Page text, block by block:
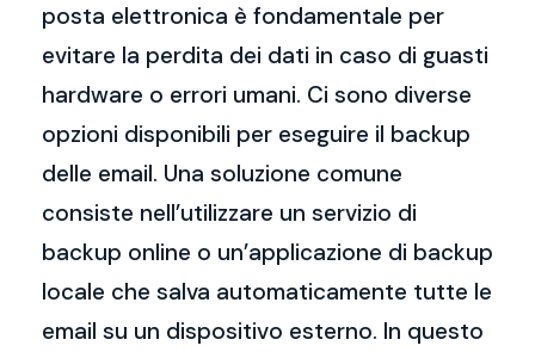
posta elettronica è fondamentale per
evitare la perdita dei dati in caso di guasti
hardware o errori umani. Ci sono diverse
opzioni disponibili per eseguire il backup
delle email. Una soluzione comune
consiste nell’utilizzare un servizio di
backup online o un’applicazione di backup
locale che salva automaticamente tutte le
email su un dispositivo esterno. In questo